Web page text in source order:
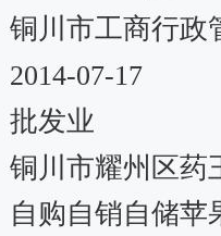
铜川市工商行政
2014-07-17
批发业
铜川市耀州区药
自购自销自储苹